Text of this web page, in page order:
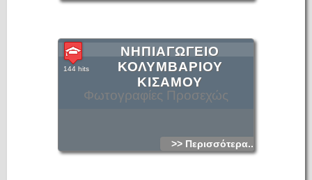
Φωτογραφίες Προσεχώς
ΝΗΠΙΑΓΩΓΕΙΟ
ΚΟΛΥΜΒΑΡΙΟΥ
ΚΙΣΑΜΟΥ
144 hits
>> Περισσότερα...